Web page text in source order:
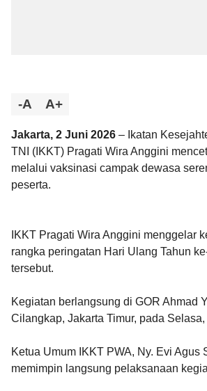
-A A+
Jakarta, 2 Juni 2026 – Ikatan
TNI (IKKT) Pragati Wira Anggini
melalui vaksinasi campak dewasa
peserta.
IKKT Pragati Wira Anggini menggelar
rangka peringatan Hari Ulang Tahun
tersebut.
Kegiatan berlangsung di GOR Ahmad
Cilangkap, Jakarta Timur, pada
Ketua Umum IKKT PWA, Ny. Evi Agus
memimpin langsung pelaksanaan